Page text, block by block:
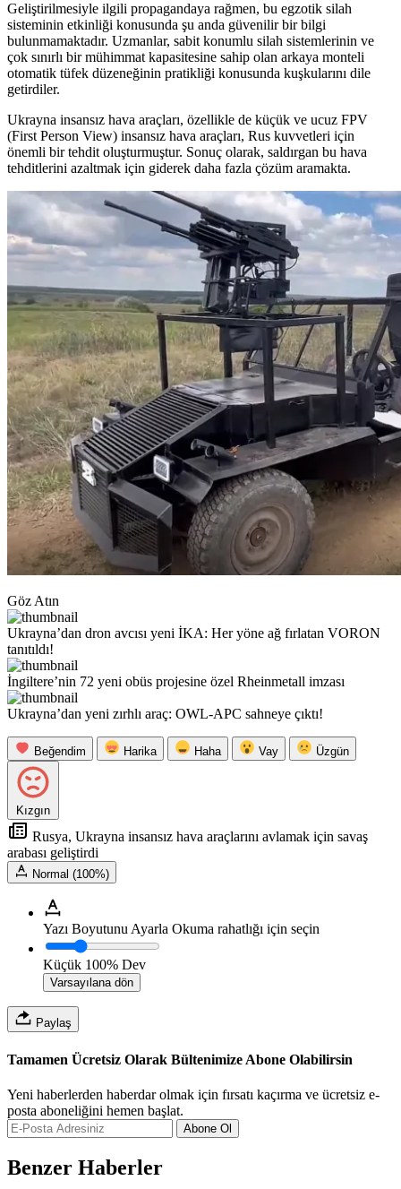
Geliştirilmesiyle ilgili propagandaya rağmen, bu egzotik silah
sisteminin etkinliği konusunda şu anda güvenilir bir bilgi
bulunmamaktadır. Uzmanlar, sabit konumlu silah sistemlerinin ve
çok sınırlı bir mühimmat kapasitesine sahip olan arkaya monteli
otomatik tüfek düzeneğinin pratikliği konusunda kuşkularını dile
getirdiler.
Ukrayna insansız hava araçları, özellikle de küçük ve ucuz FPV
(First Person View) insansız hava araçları, Rus kuvvetleri için
önemli bir tehdit oluşturmuştur. Sonuç olarak, saldırgan bu hava
tehditlerini azaltmak için giderek daha fazla çözüm aramakta.
Göz Atın
Ukrayna’dan dron avcısı yeni İKA: Her yöne ağ fırlatan VORON
tanıtıldı!
İngiltere’nin 72 yeni obüs projesine özel Rheinmetall imzası
Ukrayna’dan yeni zırhlı araç: OWL-APC sahneye çıktı!
Beğendim Harika Haha Vay Üzgün
Kızgın
Rusya, Ukrayna insansız hava araçlarını avlamak için savaş
arabası geliştirdi
Normal (100%)
Yazı Boyutunu Ayarla Okuma rahatlığı için seçin
Küçük 100% Dev
Varsayılana dön
Paylaş
Tamamen Ücretsiz Olarak Bültenimize Abone Olabilirsin
Yeni haberlerden haberdar olmak için fırsatı kaçırma ve ücretsiz e-
posta aboneliğini hemen başlat.
Abone Ol
Benzer Haberler